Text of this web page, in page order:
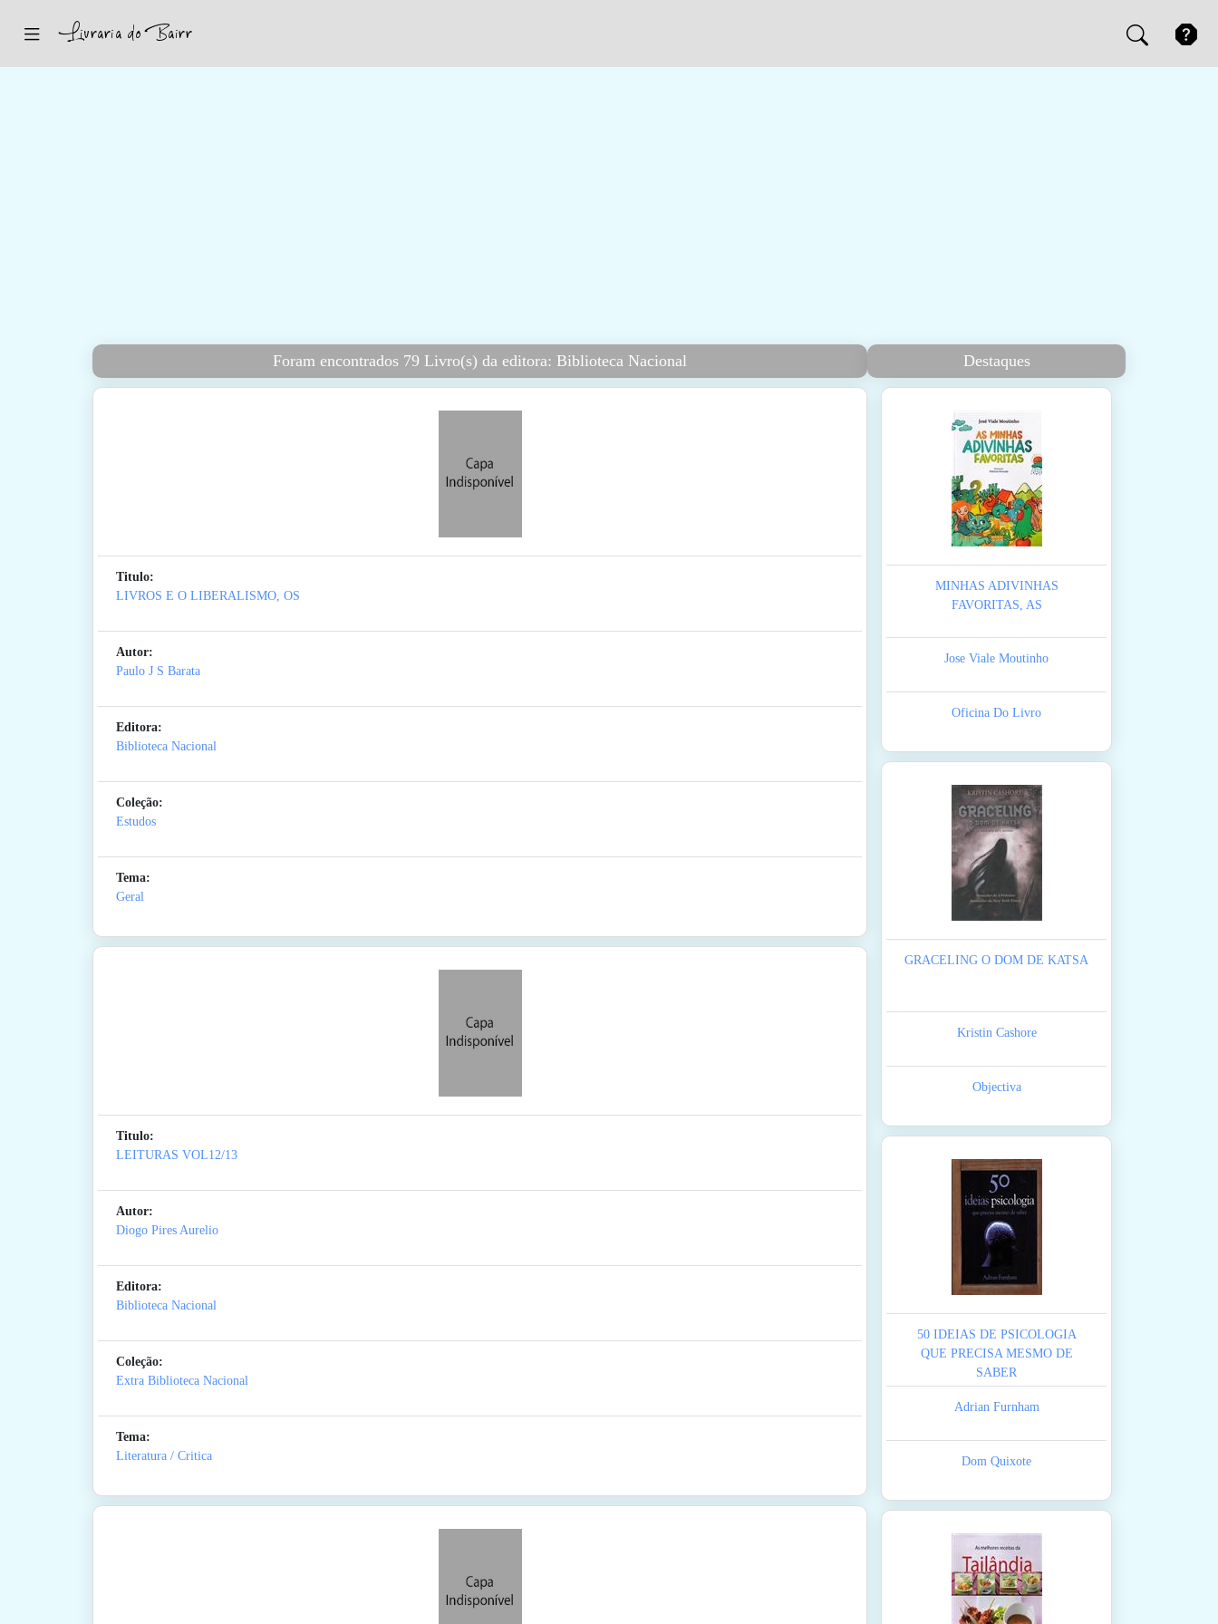
Foram encontrados 79 Livro(s) da editora: Biblioteca Nacional
Titulo:
LIVROS E O LIBERALISMO, OS
Autor:
Paulo J S Barata
Editora:
Biblioteca Nacional
Coleção:
Estudos
Tema:
Geral
Titulo:
LEITURAS VOL12/13
Autor:
Diogo Pires Aurelio
Editora:
Biblioteca Nacional
Coleção:
Extra Biblioteca Nacional
Tema:
Literatura / Critica
Destaques
MINHAS ADIVINHAS
FAVORITAS, AS
Jose Viale Moutinho
Oficina Do Livro
GRACELING O DOM DE KATSA
Kristin Cashore
Objectiva
50 IDEIAS DE PSICOLOGIA
QUE PRECISA MESMO DE
SABER
Adrian Furnham
Dom Quixote